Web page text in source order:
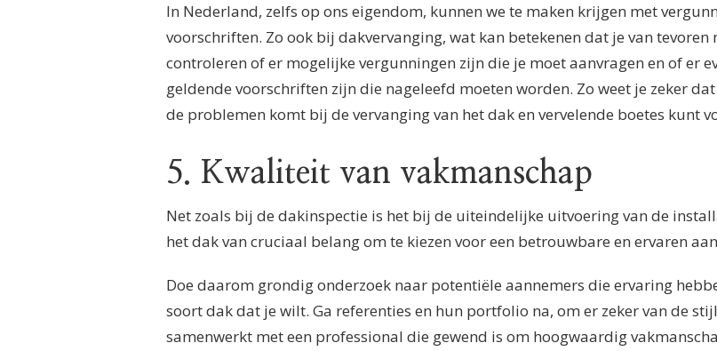
In Nederland, zelfs op ons eigendom, kunnen we te maken krijgen met
voorschriften. Zo ook bij dakvervanging, wat kan betekenen dat je van tevoren
controleren of er mogelijke vergunningen zijn die je moet aanvragen en of er
geldende voorschriften zijn die nageleefd moeten worden. Zo weet je zeker
de problemen komt bij de vervanging van het dak en vervelende boetes kunt
5. Kwaliteit van vakmanschap
Net zoals bij de dakinspectie is het bij de uiteindelijke uitvoering van de
het dak van cruciaal belang om te kiezen voor een betrouwbare en ervaren
Doe daarom grondig onderzoek naar potentiële aannemers die ervaring
soort dak dat je wilt. Ga referenties en hun portfolio na, om er zeker van de
samenwerkt met een professional die gewend is om hoogwaardig